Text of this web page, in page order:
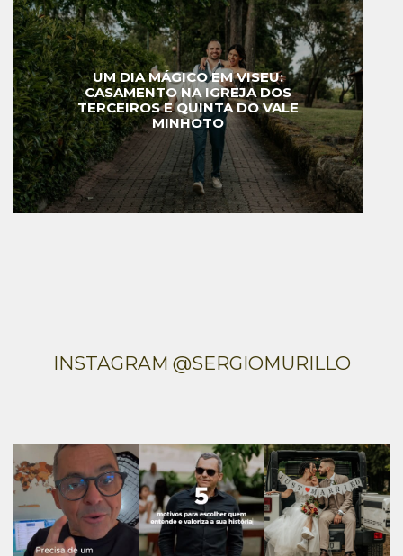
UM DIA MÁGICO EM VISEU:
CASAMENTO NA IGREJA DOS
TERCEIROS E QUINTA DO VALE
MINHOTO
INSTAGRAM @SERGIOMURILLO